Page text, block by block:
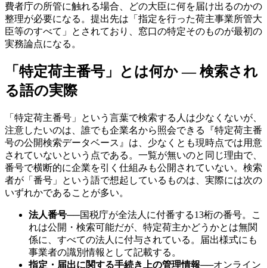
費者庁の所管に触れる場合、どの大臣に何を届け出るのかの
整理が必要になる。提出先は「指定を行った荷主事業所管大
臣等のすべて」とされており、窓口の特定そのものが最初の
実務論点になる。
「特定荷主番号」とは何か — 検索され
る語の実際
「特定荷主番号」という言葉で検索する人は少なくないが、
注意したいのは、誰でも企業名から照会できる『特定荷主番
号の公開検索データベース』は、少なくとも現時点では用意
されていないという点である。一覧が無いのと同じ理由で、
番号で横断的に企業を引く仕組みも公開されていない。検索
者が「番号」という語で想起しているものは、実際には次の
いずれかであることが多い。
法人番号──国税庁が全法人に付番する13桁の番号。こ
れは公開・検索可能だが、特定荷主かどうかとは無関
係に、すべての法人に付与されている。届出様式にも
事業者の識別情報として記載する。
指定・届出に関する手続き上の管理情報──オンライン